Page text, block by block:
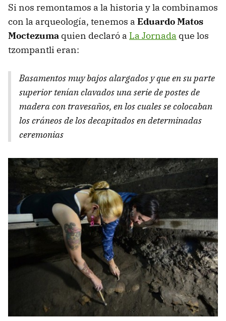
Si nos remontamos a la historia y la combinamos
con la arqueología, tenemos a Eduardo Matos
Moctezuma quien declaró a La Jornada que los
tzompantli eran:
Basamentos muy bajos alargados y que en su parte
superior tenían clavados una serie de postes de
madera con travesaños, en los cuales se colocaban
los cráneos de los decapitados en determinadas
ceremonias